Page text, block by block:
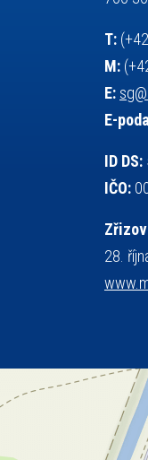
T:
M:
E:
E-
ID DS:
IČO:
28.